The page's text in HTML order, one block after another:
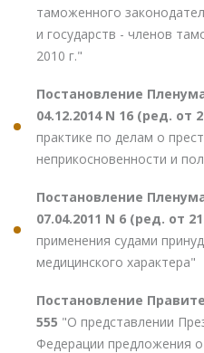
таможенного
и государств - членов
2010 г."
Постановление
04.12.2014 N 16 (ред. от
практике по делам о
неприкосновенности и
Постановление
07.04.2011 N 6 (ред. от
применения судами
медицинского характера"
Постановление
555 "О представлении
Федерации предложения